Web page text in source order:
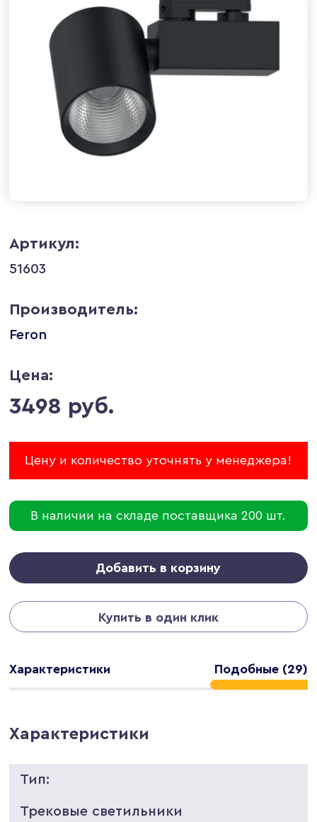
Артикул:
51603
Производитель:
Feron
Цена:
3498 руб.
Цену и количество уточнять у менеджера!
В наличии на складе поставщика 200 шт.
Добавить в корзину
Купить в один клик
Характеристики Подобные (29)
Характеристики
Тип:
Трековые светильники